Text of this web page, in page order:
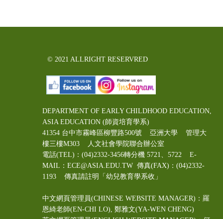
© 2021 ALLRIGHT RESERVRED
DEPARTMENT OF EARLY CHILDHOOD EDUCATION,
ASIA EDUCATION (師資培育學系)
41354 台中市霧峰區柳豐路500號 亞洲大學 管理大
樓三樓M303 人文社會學院聯合辦公室
電話(TEL)：(04)2332-3456轉分機 5721、5722 E-
MAIL：ECE@ASIA.EDU.TW 傳真(FAX)：(04)2332-
1193 傳真請註明「幼兒教育學系收」
中文網頁管理員(CHINESE WEBSITE MANAGER)：羅
恩綺老師(EN-CHI LO), 鄭雅文(YA-WEN CHENG)